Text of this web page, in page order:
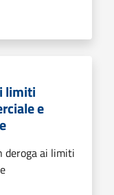
limiti
e
deroga ai limiti